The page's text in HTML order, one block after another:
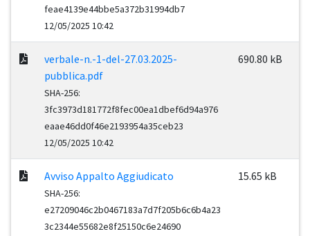
feae4139e44bbe5a372b31994db7
12/05/2025 10:42
verbale-n.-1-del-27.03.2025-
pubblica.pdf
SHA-256:
3fc3973d181772f8fec00ea1dbef6d94a976
eaae46dd0f46e2193954a35ceb23
12/05/2025 10:42
690.80 kB
Avviso Appalto Aggiudicato
SHA-256:
e27209046c2b0467183a7d7f205b6c6b4a23
3c2344e55682e8f25150c6e24690
15.65 kB